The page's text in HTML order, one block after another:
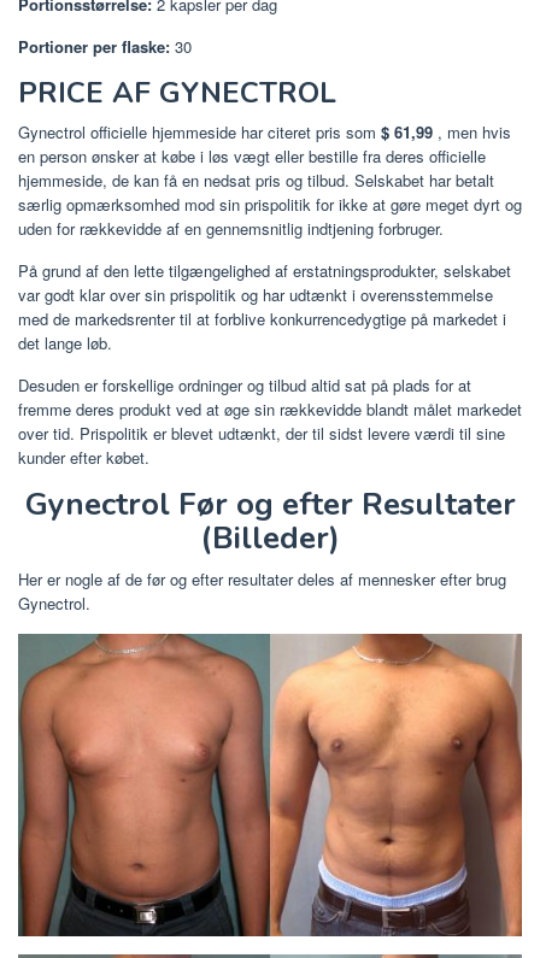
Portioner per flaske: 30
PRICE AF GYNECTROL
Gynectrol officielle hjemmeside har citeret pris som $ 61,99 , men hvis
en person ønsker at købe i løs vægt eller bestille fra deres officielle
hjemmeside, de kan få en nedsat pris og tilbud. Selskabet har betalt
særlig opmærksomhed mod sin prispolitik for ikke at gøre meget dyrt og
uden for rækkevidde af en gennemsnitlig indtjening forbruger.
På grund af den lette tilgængelighed af erstatningsprodukter, selskabet
var godt klar over sin prispolitik og har udtænkt i overensstemmelse
med de markedsrenter til at forblive konkurrencedygtige på markedet i
det lange løb.
Desuden er forskellige ordninger og tilbud altid sat på plads for at
fremme deres produkt ved at øge sin rækkevidde blandt målet markedet
over tid. Prispolitik er blevet udtænkt, der til sidst levere værdi til sine
kunder efter købet.
Gynectrol Før og efter Resultater
(Billeder)
Her er nogle af de før og efter resultater deles af mennesker efter brug
Gynectrol.